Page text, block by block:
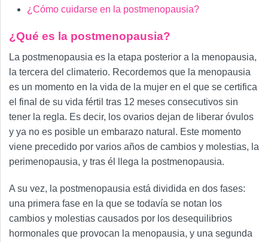
¿Cómo cuidarse en la postmenopausia?
¿Qué es la postmenopausia?
La postmenopausia es la etapa posterior a la menopausia,
la tercera del climaterio. Recordemos que la menopausia
es un momento en la vida de la mujer en el que se certifica
el final de su vida fértil tras 12 meses consecutivos sin
tener la regla. Es decir, los ovarios dejan de liberar óvulos
y ya no es posible un embarazo natural. Este momento
viene precedido por varios años de cambios y molestias, la
perimenopausia, y tras él llega la postmenopausia.
A su vez, la postmenopausia está dividida en dos fases:
una primera fase en la que se todavía se notan los
cambios y molestias causados por los desequilibrios
hormonales que provocan la menopausia, y una segunda